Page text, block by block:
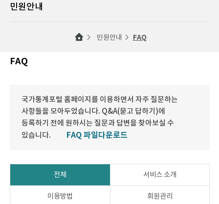
민원안내
민원안내 FAQ
FAQ
국가통계포털 홈페이지를 이용하면서 자주 질문하는
사항들을 모아두었습니다. Q&A(묻고 답하기)에
등록하기 전에 원하시는 질문과 답변을 찾아보실 수
있습니다.
FAQ 파일다운로드
전체 서비스 소개
이용방법 회원관리